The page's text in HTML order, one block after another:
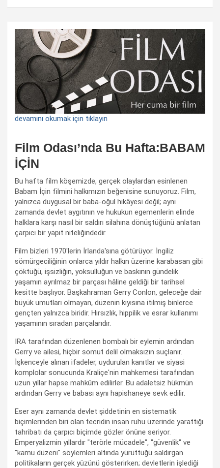
devamını okumak için tıklayın
Film Odası’nda Bu Hafta:BABAM
İÇİN
Bu hafta film köşemizde, gerçek olaylardan esinlenen
Babam İçin filmini halkımızın beğenisine sunuyoruz. Film,
yalnızca duygusal bir baba-oğul hikâyesi değil; aynı
zamanda devlet aygıtının ve hukukun egemenlerin elinde
halklara karşı nasıl bir saldırı silahına dönüştüğünü anlatan
çarpıcı bir yapıt niteliğindedir.
Film bizleri 1970'lerin İrlanda'sına götürüyor. İngiliz
sömürgeciliğinin onlarca yıldır halkın üzerine karabasan gibi
çöktüğü, işsizliğin, yoksulluğun ve baskının gündelik
yaşamın ayrılmaz bir parçası hâline geldiği bir tarihsel
kesitte başlıyor. Başkahraman Gerry Conlon, geleceğe dair
büyük umutları olmayan, düzenin kıyısına itilmiş binlerce
gençten yalnızca biridir. Hırsızlık, hippilik ve esrar kullanımı
yaşamının sıradan parçalarıdır.
IRA tarafından düzenlenen bombalı bir eylemin ardından
Gerry ve ailesi, hiçbir somut delil olmaksızın suçlanır.
İşkenceyle alınan ifadeler, uydurulan kanıtlar ve siyasi
komplolar sonucunda Kraliçe'nin mahkemesi tarafından
uzun yıllar hapse mahkûm edilirler. Bu adaletsiz hükmün
ardından Gerry ve babası aynı hapishaneye sevk edilir.
Eser aynı zamanda devlet şiddetinin en sistematik
biçimlerinden biri olan tecridin insan ruhu üzerinde yarattığı
tahribatı da çarpıcı biçimde gözler önüne seriyor.
Emperyalizmin yıllardır "terörle mücadele", "güvenlik" ve
"kamu düzeni" söylemleri altında yürüttüğü saldırgan
politikaların gerçek yüzünü gösterirken; devletlerin işlediği